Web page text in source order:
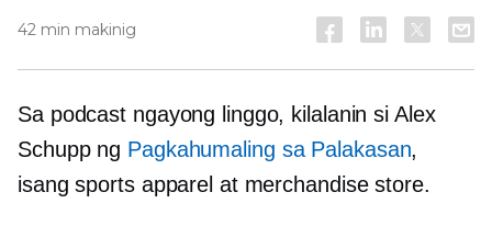
42 min makinig
Sa podcast ngayong linggo, kilalanin si Alex
Schupp ng Pagkahumaling sa Palakasan,
isang sports apparel at merchandise store.